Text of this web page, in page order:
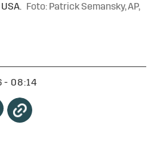
Foto: Patrick Semansky, AP,
- 08:14